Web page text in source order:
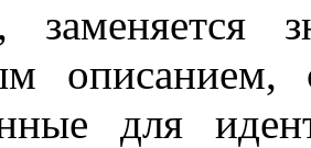
заменяется
описанием,
для